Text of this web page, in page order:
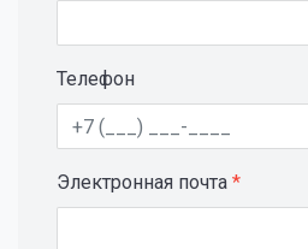
Телефон
Электронная почта *